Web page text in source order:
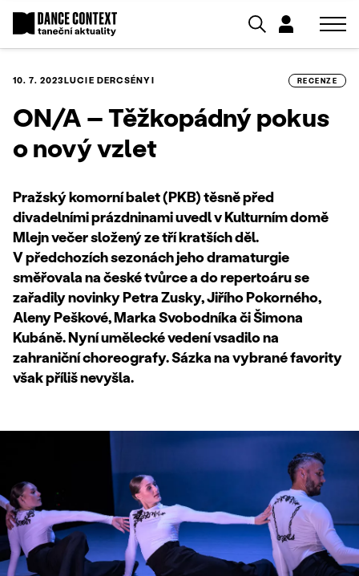
10. 7. 2023LUCIE DERCSÉNYI RECENZE
ON/A – Těžkopádný pokus
o nový vzlet
Pražský komorní balet (PKB) těsně před
divadelními prázdninami uvedl v Kulturním domě
Mlejn večer složený ze tří kratších děl.
V předchozích sezonách jeho dramaturgie
směřovala na české tvůrce a do repertoáru se
zařadily novinky Petra Zusky, Jiřího Pokorného,
Aleny Peškové, Marka Svobodníka či Šimona
Kubáně. Nyní umělecké vedení vsadilo na
zahraniční choreografy. Sázka na vybrané favority
však příliš nevyšla.